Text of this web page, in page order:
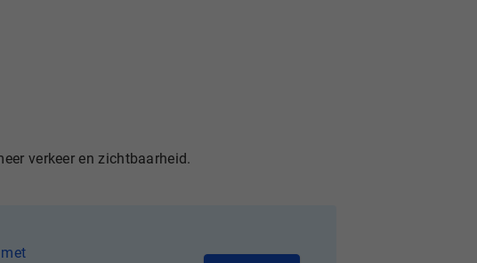
verkeer en zichtbaarheid.